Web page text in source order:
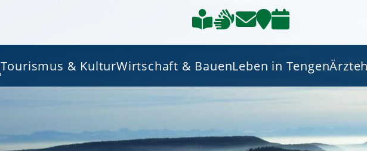
Tourismus & KulturWirtschaft & BauenLeben in Tengen